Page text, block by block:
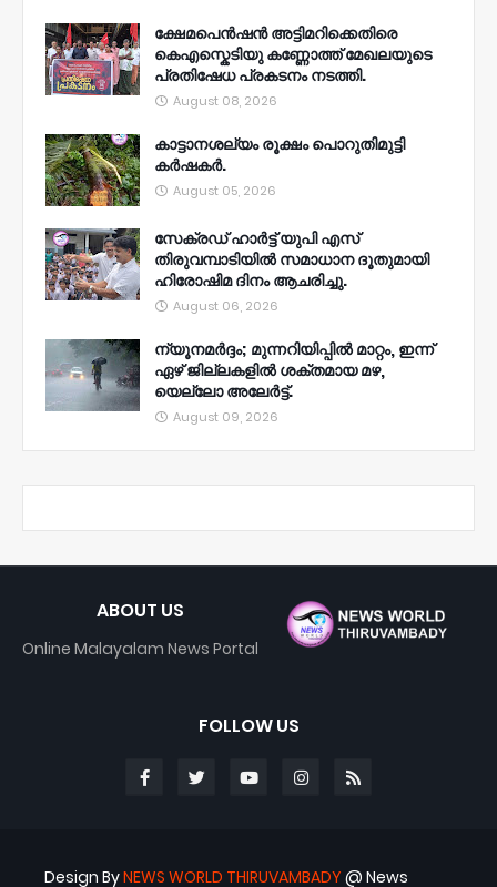
ക്ഷേമപെൻഷൻ അട്ടിമറിക്കെതിരെ
കെഎസ്കെടിയു കണ്ണോത്ത് മേഖലയുടെ
പ്രതിഷേധ പ്രകടനം നടത്തി.
August 08, 2026
കാട്ടാനശല്യം രൂക്ഷം പൊറുതിമുട്ടി
കർഷകർ.
August 05, 2026
സേക്രഡ് ഹാർട്ട് യുപി എസ്
തിരുവമ്പാടിയിൽ സമാധാന ദൂതുമായി
ഹിരോഷിമ ദിനം ആചരിച്ചു.
August 06, 2026
ന്യൂനമര്‍ദ്ദം; മുന്നറിയിപ്പില്‍ മാറ്റം, ഇന്ന്
ഏഴ് ജില്ലകളില്‍ ശക്തമായ മഴ,
യെല്ലോ അലേര്‍ട്ട്.
August 09, 2026
ABOUT US
Online Malayalam News Portal
FOLLOW US
Design ByNEWS WORLD THIRUVAMBADY @ News